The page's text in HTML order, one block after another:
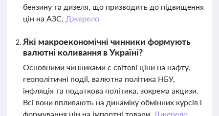
бензину та дизеля, що призводить до підвищення
цін на АЗС. Джерело
Які макроекономічні чинники формують
валютні коливання в Україні?
Основними чинниками є світові ціни на нафту,
геополітичні події, валютна політика НБУ,
інфляція та податкова політика, зокрема акцизи.
Всі вони впливають на динаміку обмінних курсів і
формування цін на імпортні товари. Джерело